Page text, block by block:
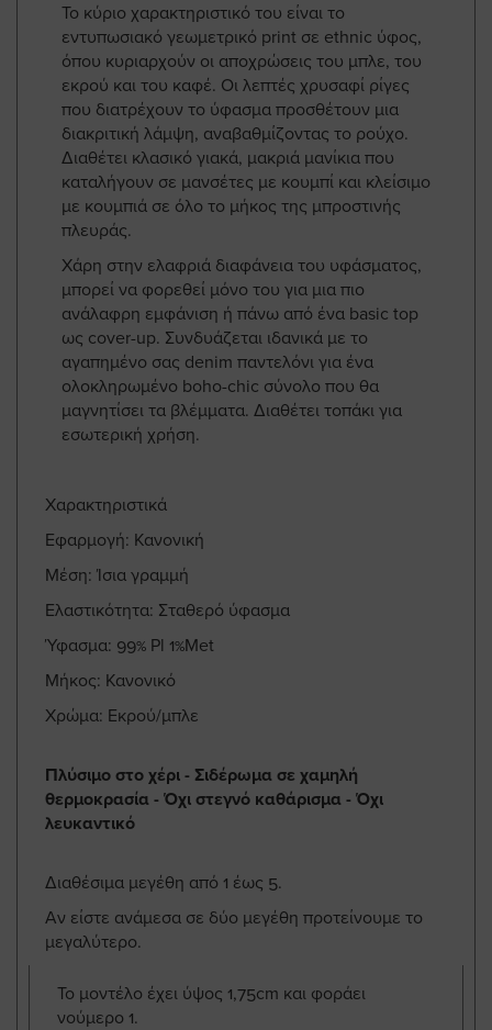
Το κύριο χαρακτηριστικό του είναι το
εντυπωσιακό γεωμετρικό print σε ethnic ύφος,
όπου κυριαρχούν οι αποχρώσεις του μπλε, του
εκρού και του καφέ. Οι λεπτές χρυσαφί ρίγες
που διατρέχουν το ύφασμα προσθέτουν μια
διακριτική λάμψη, αναβαθμίζοντας το ρούχο.
Διαθέτει κλασικό γιακά, μακριά μανίκια που
καταλήγουν σε μανσέτες με κουμπί και κλείσιμο
με κουμπιά σε όλο το μήκος της μπροστινής
πλευράς.
Χάρη στην ελαφριά διαφάνεια του υφάσματος,
μπορεί να φορεθεί μόνο του για μια πιο
ανάλαφρη εμφάνιση ή πάνω από ένα basic top
ως cover-up. Συνδυάζεται ιδανικά με το
αγαπημένο σας denim παντελόνι για ένα
ολοκληρωμένο boho-chic σύνολο που θα
μαγνητίσει τα βλέμματα. Διαθέτει τοπάκι για
εσωτερική χρήση.
Χαρακτηριστικά
Εφαρμογή: Κανονική
Μέση: Ίσια γραμμή
Ελαστικότητα: Σταθερό ύφασμα
Ύφασμα: 99% Pl 1%Met
Μήκος: Κανονικό
Χρώμα: Εκρού/μπλε
Πλύσιμο στο χέρι - Σιδέρωμα σε χαμηλή
θερμοκρασία - Όχι στεγνό καθάρισμα - Όχι
λευκαντικό
Διαθέσιμα μεγέθη από 1 έως 5.
Αν είστε ανάμεσα σε δύο μεγέθη προτείνουμε το
μεγαλύτερο.
Το μοντέλο έχει ύψος 1,75cm και φοράει
νούμερο 1.